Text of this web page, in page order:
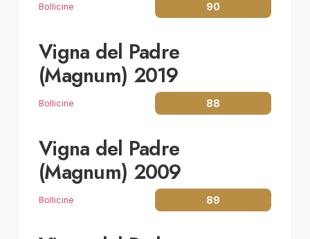
Bollicine 90
Vigna del Padre
(Magnum) 2019
Bollicine 88
Vigna del Padre
(Magnum) 2009
Bollicine 89